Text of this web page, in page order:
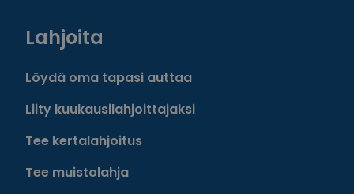
Lahjoita
Löydä oma tapasi auttaa
Liity kuukausilahjoittajaksi
Tee kertalahjoitus
Tee muistolahja